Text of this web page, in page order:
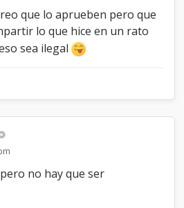
que lo aprueben pero que
lo que hice en un rato
sea ilegal
no hay que ser